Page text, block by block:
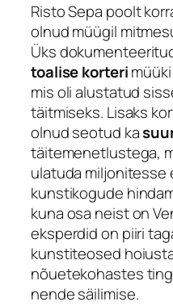
Risto Sepa poolt
olnud müügil
Üks
toalise korteri
mis oli alustatud
täitmiseks. Lisaks
olnud seotud ka
täitemenetlustega,
ulatuda miljonitesse
kunstikogude
kuna osa neist on
eksperdid on piiri
kunstiteosed
nõuetekohastes
nende säilimise.